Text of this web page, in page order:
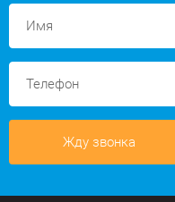
Жду звонка